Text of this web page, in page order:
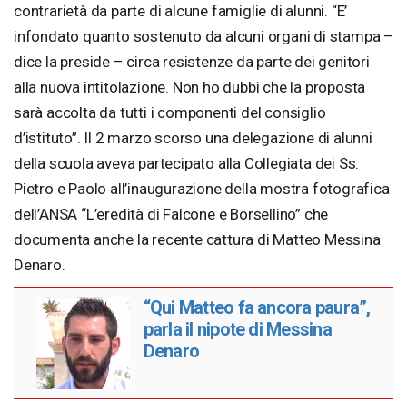
contrarietà da parte di alcune famiglie di alunni. “E’
infondato quanto sostenuto da alcuni organi di stampa –
dice la preside – circa resistenze da parte dei genitori
alla nuova intitolazione. Non ho dubbi che la proposta
sarà accolta da tutti i componenti del consiglio
d’istituto”. Il 2 marzo scorso una delegazione di alunni
della scuola aveva partecipato alla Collegiata dei Ss.
Pietro e Paolo all’inaugurazione della mostra fotografica
dell’ANSA “L’eredità di Falcone e Borsellino” che
documenta anche la recente cattura di Matteo Messina
Denaro.
“Qui Matteo fa ancora paura”,
parla il nipote di Messina
Denaro